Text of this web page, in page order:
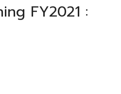
FY2021 :